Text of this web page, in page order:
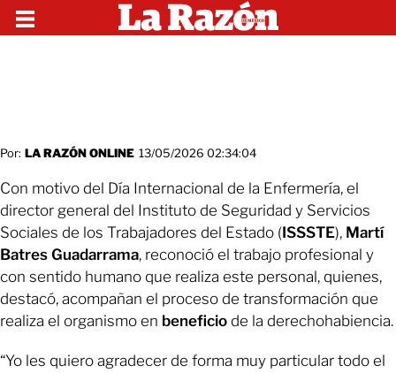
Por: LA RAZÓN ONLINE 13/05/2026 02:34:04
Con motivo del Día Internacional de la Enfermería, el
director general del Instituto de Seguridad y Servicios
Sociales de los Trabajadores del Estado (ISSSTE), Martí
Batres Guadarrama, reconoció el trabajo profesional y
con sentido humano que realiza este personal, quienes,
destacó, acompañan el proceso de transformación que
realiza el organismo en beneficio de la derechohabiencia.
“Yo les quiero agradecer de forma muy particular todo el